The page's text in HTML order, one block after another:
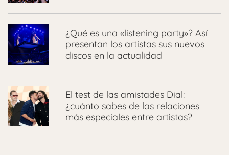
¿Qué es una «listening party»? Así
presentan los artistas sus nuevos
discos en la actualidad
El test de las amistades Dial:
¿cuánto sabes de las relaciones
más especiales entre artistas?